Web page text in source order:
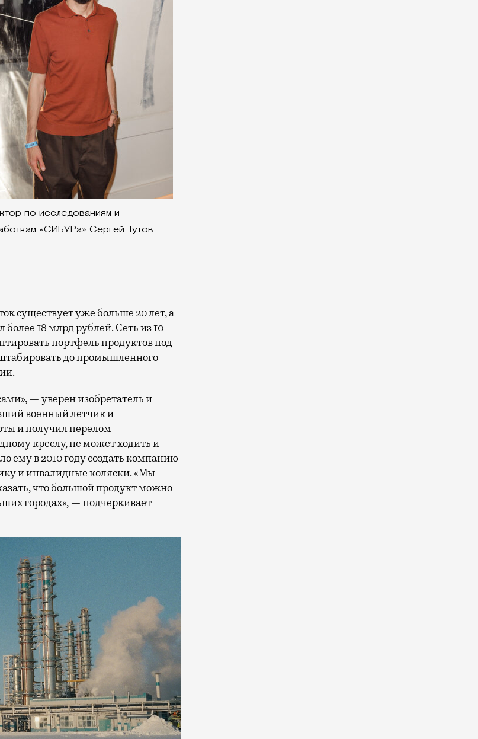
по исследованиям и
«СИБУРа» Сергей Тутов
существует уже больше 20 лет, а
18 млрд рублей. Сеть из 10
портфель продуктов под
до промышленного
— уверен изобретатель и
военный летчик и
и получил перелом
креслу, не может ходить и
ему в 2010 году создать компанию
и инвалидные коляски. «Мы
что большой продукт можно
городах», — подчеркивает